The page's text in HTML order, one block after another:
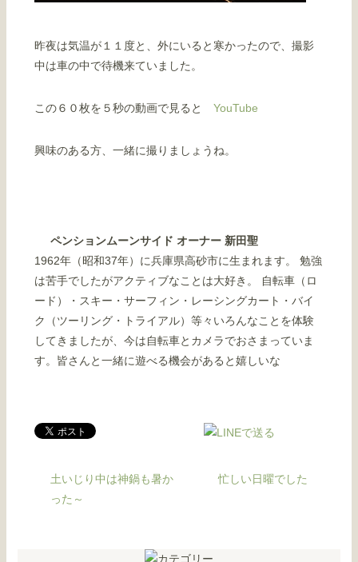
昨夜は気温が１１度と、外にいると寒かったので、撮影
中は車の中で待機来ていました。
この６０枚を５秒の動画で見ると YouTube
興味のある方、一緒に撮りましょうね。
ペンションムーンサイド オーナー 新田聖
1962年（昭和37年）に兵庫県高砂市に生まれます。 勉強
は苦手でしたがアクティブなことは大好き。 自転車（ロ
ード）・スキー・サーフィン・レーシングカート・バイ
ク（ツーリング・トライアル）等々いろんなことを体験
してきましたが、今は自転車とカメラでおさまっていま
す。皆さんと一緒に遊べる機会があると嬉しいな
土いじり中は神鍋も暑か
った～
忙しい日曜でした